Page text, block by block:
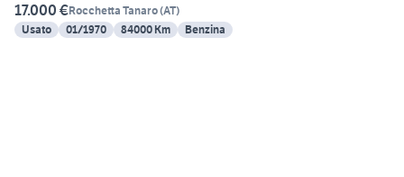
17.000 €Rocchetta Tanaro(AT)
Usato
01/1970 84000 Km Benzina